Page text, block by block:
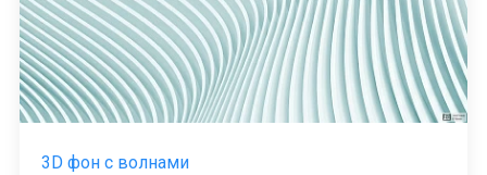
3D фон с волнами